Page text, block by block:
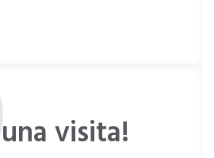
visita!